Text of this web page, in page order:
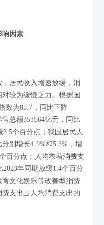
因素
居民收入增速放缓，消
较为缓慢乏力。根据国
数为85.7，同比下降
总额353564亿元，同比
个百分点；我国居民人
别增长4.9%和5.3%，增
百分点；人均衣着消费支
年同期放缓1.4个百分
文化娱乐等改善型消费
支出占人均消费支出的